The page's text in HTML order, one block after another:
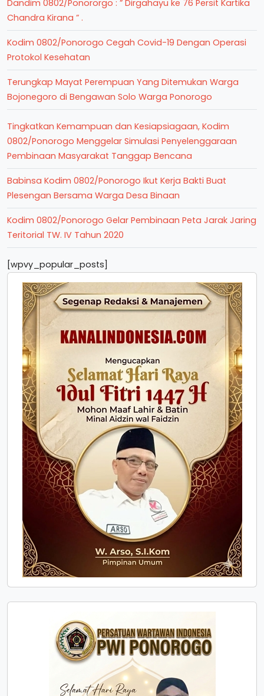
Dandim 0802/Ponororgo : ” Dirgahayu ke 76 Persit Kartika
Chandra Kirana ” .
Kodim 0802/Ponorogo Cegah Covid-19 Dengan Operasi
Protokol Kesehatan
Terungkap Mayat Perempuan Yang Ditemukan Warga
Bojonegoro di Bengawan Solo Warga Ponorogo
Tingkatkan Kemampuan dan Kesiapsiagaan, Kodim
0802/Ponorogo Menggelar Simulasi Penyelenggaraan
Pembinaan Masyarakat Tanggap Bencana
Babinsa Kodim 0802/Ponorogo Ikut Kerja Bakti Buat
Plesengan Bersama Warga Desa Binaan
Kodim 0802/Ponorogo Gelar Pembinaan Peta Jarak Jaring
Teritorial TW. IV Tahun 2020
[wpvy_popular_posts]